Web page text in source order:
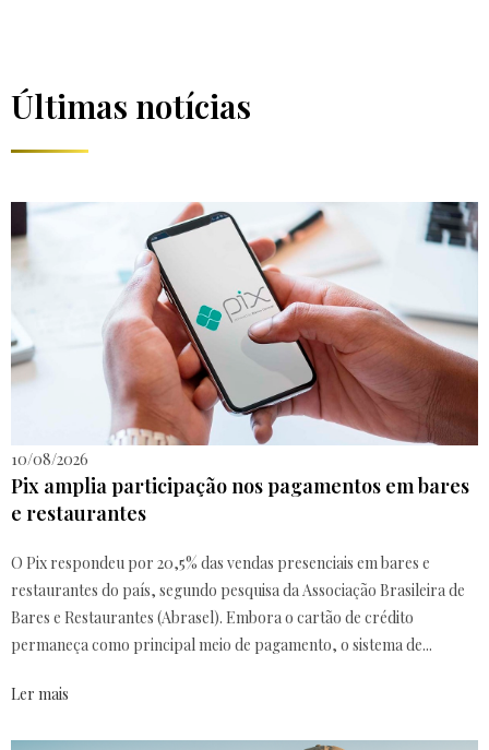
Últimas notícias
10/08/2026
Pix amplia participação nos pagamentos em bares
e restaurantes
O Pix respondeu por 20,5% das vendas presenciais em bares e
restaurantes do país, segundo pesquisa da Associação Brasileira de
Bares e Restaurantes (Abrasel). Embora o cartão de crédito
permaneça como principal meio de pagamento, o sistema de...
Ler mais